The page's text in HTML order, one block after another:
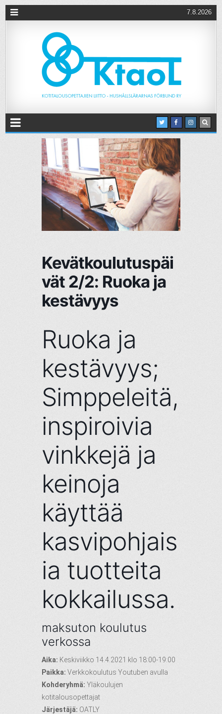
7.8.2026
Kevätkoulutuspäi
vät 2/2: Ruoka ja
kestävyys
Ruoka ja
kestävyys;
Simppeleitä,
inspiroivia
vinkkejä ja
keinoja
käyttää
kasvipohjais
ia tuotteita
kokkailussa.
maksuton koulutus
verkossa
Aika: Keskiviikko 14.4.2021 klo 18:00-19:00
Paikka: Verkkokoulutus Youtuben avulla
Kohderyhmä: Yläkoulujen
kotitalousopettajat
Järjestäjä: OATLY